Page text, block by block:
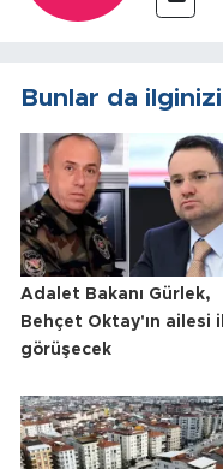
Bunlar da
Adalet Bakanı Gürlek,
Behçet Oktay'ın ailesi
görüşecek